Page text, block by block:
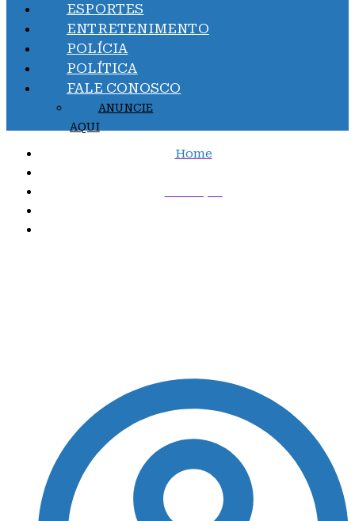
ESPORTES
ENTRETENIMENTO
POLÍCIA
POLÍTICA
FALE CONOSCO
ANUNCIE
AQUI
Home